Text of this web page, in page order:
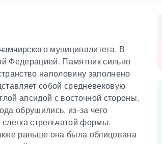
муниципалитета. В
Федерацией. Памятник сильно
наполовину заполнено
собой средневековую
апсидой с восточной стороны.
обрушились, из-за чего
стрельчатой формы.
раньше она была облицована